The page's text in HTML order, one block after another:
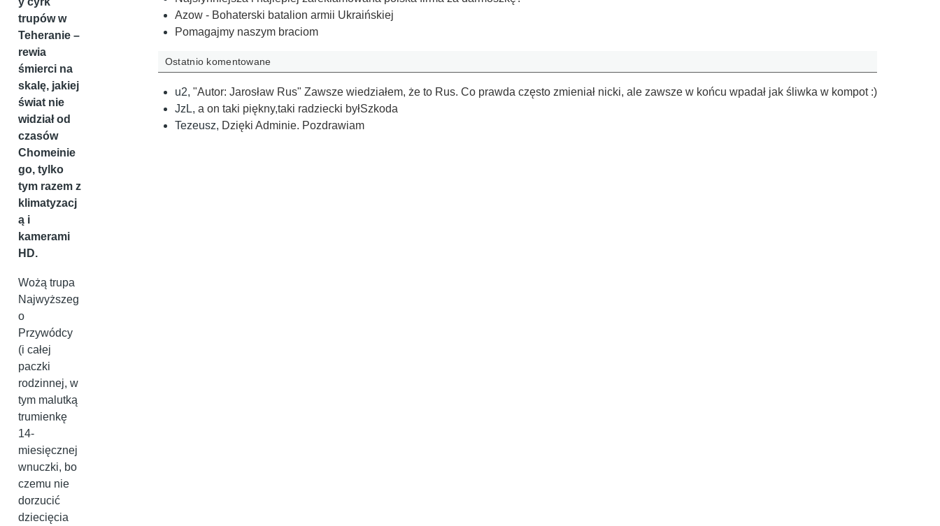
trupów w
Teheranie –
rewia
śmierci na
skalę, jakiej
świat nie
widział od
czasów
Chomeinie
go, tylko
tym razem z
klimatyzacj
ą i
kamerami
HD.
Wożą trupa
Najwyższeg
o
Przywódcy
(i całej
paczki
rodzinnej, w
tym malutką
trumienkę
14-
miesięcznej
wnuczki, bo
czemu nie
dorzucić
dziecięcia
Azow - Bohaterski batalion armii Ukraińskiej
Pomagajmy naszym braciom
Ostatnio komentowane
u2, "Autor: Jarosław Rus" Zawsze wiedziałem, że to Rus. Co prawda często zmieniał nicki, ale zawsze w końcu wpadał jak śliwka w kompot :)
JzL, a on taki piękny,taki radziecki byłSzkoda
Tezeusz, Dzięki Adminie. Pozdrawiam